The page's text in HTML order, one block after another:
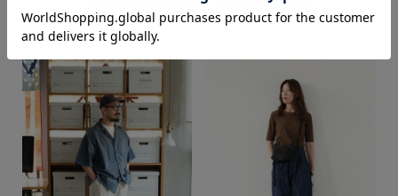
価格
商品タイプ
通常商品
170cm